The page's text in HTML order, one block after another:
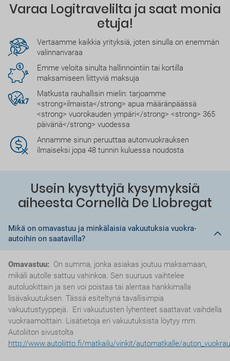
Varaa Logitravelilta ja saat monia
etuja!
Vertaamme kaikkia yrityksiä, joten sinulla on enemmän
valinnanvaraa
Emme veloita sinulta hallinnointiin tai kortilla
maksamiseen liittyviä maksuja
Matkusta rauhallisin mielin: tarjoamme
<strong>ilmaista</strong> apua määränpäässä
<strong> vuorokauden ympäri</strong> <strong> 365
päivänä</strong> vuodessa
Annamme sinun peruuttaa autonvuokrauksen
ilmaiseksi jopa 48 tunnin kuluessa noudosta
Usein kysyttyjä kysymyksiä
aiheesta Cornellà De Llobregat
Mikä on omavastuu ja minkälaisia vakuutuksia vuokra-
autoihin on saatavilla?
Omavastuu: On summa, jonka asiakas joutuu maksamaan,
mikäli autolle sattuu vahinkoa. Sen suuruus vaihtelee
autoluokittain ja sen voi poistaa tai alentaa hankkimalla
lisävakuutuksen. Tässä esiteltynä tavallisimpia
vakuutustyyppejä. Eri vakuutusten lyhenteet saattavat vaihdella
vuokraamoittain. Lisätietoja eri vakuutuksista löytyy mm.
Autoliiton sivustolta
http://www.autoliitto.fi/matkailu/vinkit/automatkalle/